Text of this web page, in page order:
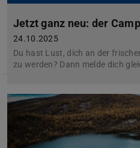
Jetzt ganz neu: der
24.10.2025
Du hast Lust, dich an der
zu werden? Dann melde dich